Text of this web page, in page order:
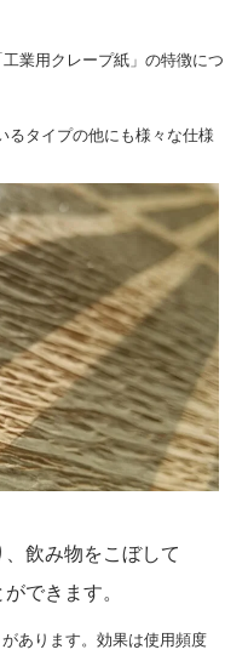
業用クレープ紙」の特徴につ
るタイプの他にも様々な仕様
飲み物をこぼして
できます。
あります。効果は使用頻度